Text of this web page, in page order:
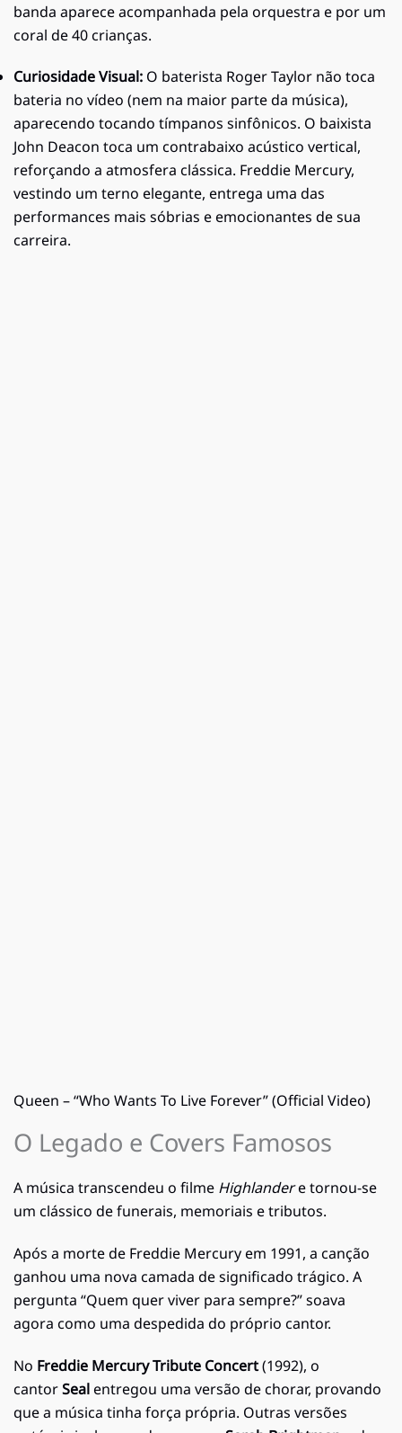
banda aparece acompanhada pela orquestra e por um
coral de 40 crianças.
Curiosidade Visual: O baterista Roger Taylor não toca
bateria no vídeo (nem na maior parte da música),
aparecendo tocando tímpanos sinfônicos. O baixista
John Deacon toca um contrabaixo acústico vertical,
reforçando a atmosfera clássica. Freddie Mercury,
vestindo um terno elegante, entrega uma das
performances mais sóbrias e emocionantes de sua
carreira.
Queen – “Who Wants To Live Forever” (Official Video)
O Legado e Covers Famosos
A música transcendeu o filme Highlandere tornou-se
um clássico de funerais, memoriais e tributos.
Após a morte de Freddie Mercury em 1991, a canção
ganhou uma nova camada de significado trágico. A
pergunta “Quem quer viver para sempre?” soava
agora como uma despedida do próprio cantor.
No Freddie Mercury Tribute Concert(1992), o
cantorSealentregou uma versão de chorar, provando
que a música tinha força própria. Outras versões